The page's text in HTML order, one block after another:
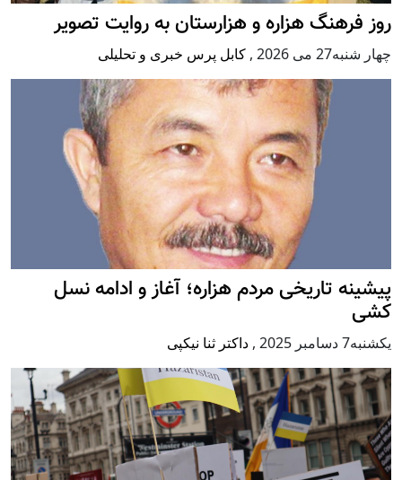
روز فرهنگ هزاره و هزارستان به روایت تصویر
چهار شنبه27 می 2026 , کابل پرس خبری و تحلیلی
پيشينه تاريخی مردم هزاره؛ آغاز و ادامه نسل
کشی
يكشنبه7 دسامبر 2025 , داکتر ثنا نیکپی